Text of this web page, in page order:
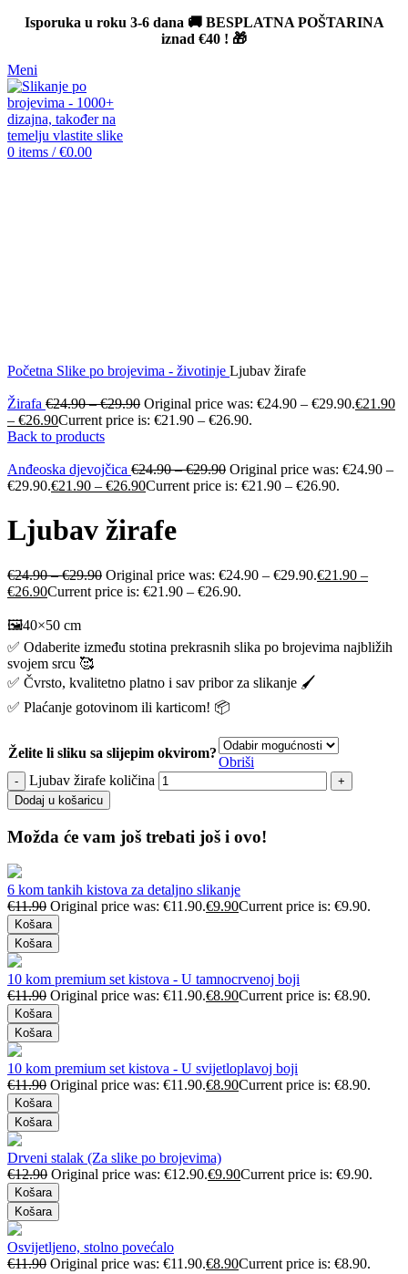
Isporuka u roku 3-6 dana 🚚 BESPLATNA POŠTARINA
iznad €40 ! 🎁
Meni
0 items / €0.00
Početna Slike po brojevima - životinje Ljubav žirafe
Žirafa €24.90–€29.90 Original price was: €24.90 – €29.90.€21.90
– €26.90Current price is: €21.90 – €26.90.
Back to products
Anđeoska djevojčica €24.90–€29.90 Original price was: €24.90 –
€29.90.€21.90 – €26.90Current price is: €21.90 – €26.90.
Ljubav žirafe
€24.90–€29.90 Original price was: €24.90 – €29.90.€21.90 –
€26.90Current price is: €21.90 – €26.90.
🖼️40×50 cm
✅ Odaberite između stotina prekrasnih slika po brojevima najbližih
svojem srcu 🥰
✅ Čvrsto, kvalitetno platno i sav pribor za slikanje 🖌️
✅ Plaćanje gotovinom ili karticom! 📦
Želite li sliku sa slijepim okvirom?
Obriši
Ljubav žirafe količina
Dodaj u košaricu
Možda će vam još trebati još i ovo!
6 kom tankih kistova za detaljno slikanje
€11.90 Original price was: €11.90.€9.90Current price is: €9.90.
Košara
Košara
10 kom premium set kistova - U tamnocrvenoj boji
€11.90 Original price was: €11.90.€8.90Current price is: €8.90.
Košara
Košara
10 kom premium set kistova - U svijetloplavoj boji
€11.90 Original price was: €11.90.€8.90Current price is: €8.90.
Košara
Košara
Drveni stalak (Za slike po brojevima)
€12.90 Original price was: €12.90.€9.90Current price is: €9.90.
Košara
Košara
Osvijetljeno, stolno povećalo
€11.90 Original price was: €11.90.€8.90Current price is: €8.90.